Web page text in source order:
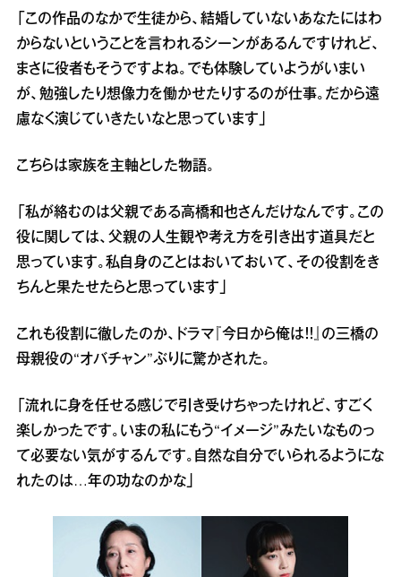
「この作品のなかで生徒から、結婚していないあなたにはわ
からないということを言われるシーンがあるんですけれど、
まさに役者もそうですよね。でも体験していようがいまい
が、勉強したり想像力を働かせたりするのが仕事。だから遠
慮なく演じていきたいなと思っています」
こちらは家族を主軸とした物語。
「私が絡むのは父親である高橋和也さんだけなんです。この
役に関しては、父親の人生観や考え方を引き出す道具だと
思っています。私自身のことはおいておいて、その役割をき
ちんと果たせたらと思っています」
これも役割に徹したのか、ドラマ『今日から俺は！！』の三橋の
母親役の“オバチャン”ぶりに驚かされた。
「流れに身を任せる感じで引き受けちゃったけれど、すごく
楽しかったです。いまの私にもう“イメージ”みたいなものっ
て必要ない気がするんです。自然な自分でいられるようにな
れたのは…年の功なのかな」